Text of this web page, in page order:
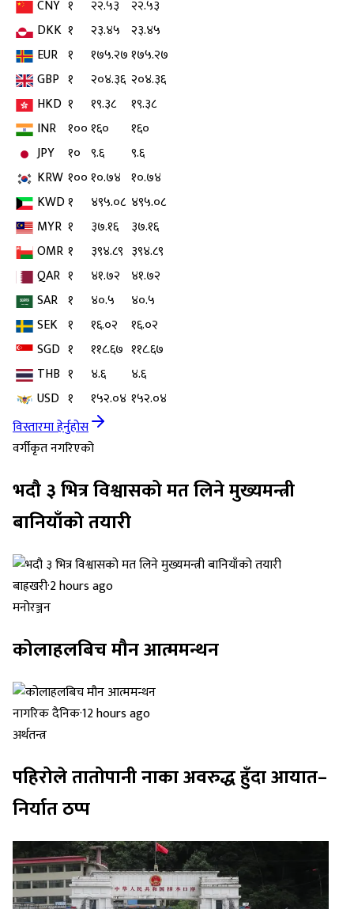
CNY १ २२.५३
२२.५३
DKK १ २३.४५ २३.४५
EUR १ १७५.२७१७५.२७
GBP १ २०४.३६ २०४.३६
HKD १ १९.३८
१९.३८
INR १००१६०
१६०
JPY
१० ९.६
९.६
KRW १००१०.७४ १०.७४
KWD१ ४९५.०८ ४९५.०८
MYR १ ३७.१६
३७.१६
OMR १ ३९४.८९ ३९४.८९
QAR १ ४१.७२ ४१.७२
SAR १ ४०.५
४०.५
SEK १ १६.०२
१६.०२
SGD १ ११८.६७ ११८.६७
THB १ ४.६
४.६
USD १ १५२.०४ १५२.०४
विस्तारमा हेर्नुहोस
वर्गीकृत नगरिएको
भदौ ३ भित्र विश्वासको मत लिने मुख्यमन्त्री
बानियाँको तयारी
बाह्रखरी·2 hours ago
मनोरञ्जन
कोलाहलबिच मौन आत्ममन्थन
नागरिक दैनिक·12 hours ago
अर्थतन्त्र
पहिरोले तातोपानी नाका अवरुद्ध हुँदा आयात–
निर्यात ठप्प